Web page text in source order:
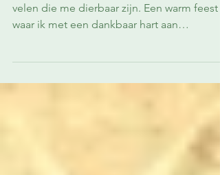
Deze zomer werd ik vijftig. Ik vierde het met
velen die me dierbaar zijn. Een warm feest
terugdenk. In...